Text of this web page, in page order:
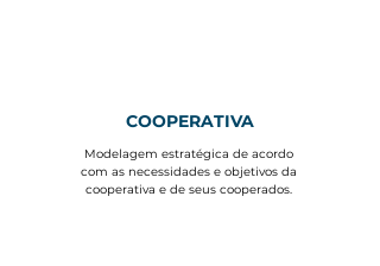
COOPERATIVA
Modelagem estratégica de acordo
com as necessidades e objetivos da
cooperativa e de seus cooperados.